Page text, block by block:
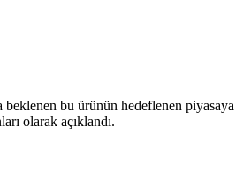
beklenen bu ürünün hedeflenen piyasaya
olarak açıklandı.